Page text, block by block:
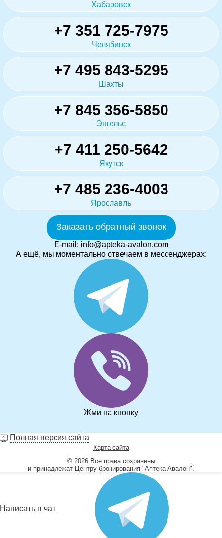
Хабаровск
+7 351 725-7975
Челябинск
+7 495 843-5295
Шахты
+7 845 356-5850
Энгельс
+7 411 250-5642
Якутск
+7 485 236-4003
Ярославль
Заказать обратный звонок
E-mail: info@apteka-avalon.com
А ещё, мы моментально отвечаем в мессенджерах:
Жми на кнопку
Полная версия сайта
Карта сайта
© 2026 Все права сохранены
и принадлежат Центру бронирования "Аптека Авалон".
Написать в чат